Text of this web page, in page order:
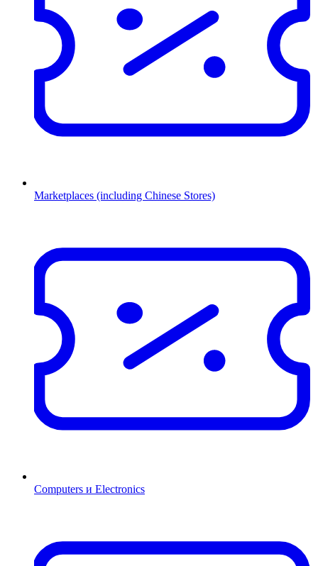
Marketplaces (including Chinese Stores)
Computers и Electronics